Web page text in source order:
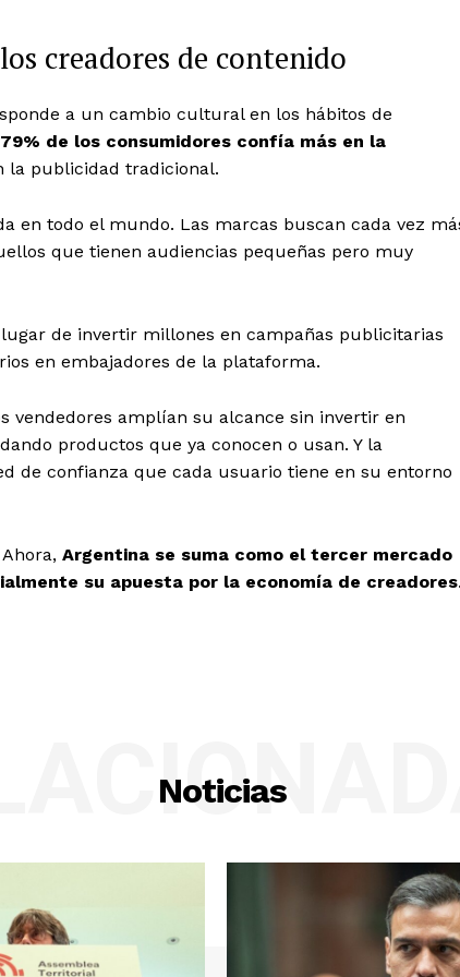
creadores de contenido
a un cambio cultural en los hábitos de
de los consumidores confía más en la
la publicidad tradicional.
en todo el mundo. Las marcas buscan cada vez
que tienen audiencias pequeñas pero muy
de invertir millones en campañas publicitarias
en embajadores de la plataforma.
vendedores amplían su alcance sin invertir en
productos que ya conocen o usan. Y la
de confianza que cada usuario tiene en su entorno
Argentina se suma como el tercer mercado
su apuesta por la economía de creadores
Noticias